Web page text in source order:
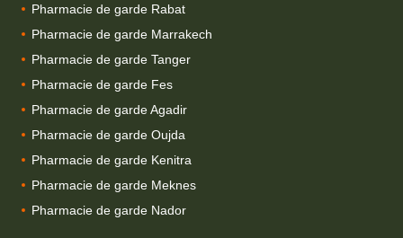
Pharmacie de garde Rabat
Pharmacie de garde Marrakech
Pharmacie de garde Tanger
Pharmacie de garde Fes
Pharmacie de garde Agadir
Pharmacie de garde Oujda
Pharmacie de garde Kenitra
Pharmacie de garde Meknes
Pharmacie de garde Nador